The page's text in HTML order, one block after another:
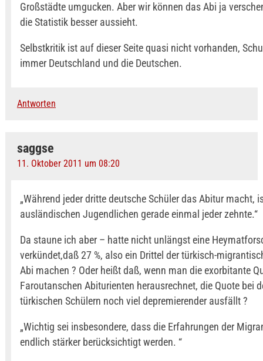
Großstädte umgucken. Aber wir können das Abi ja
die Statistik besser aussieht.
Selbstkritik ist auf dieser Seite quasi nicht vorhanden,
immer Deutschland und die Deutschen.
Antworten
saggse
11. Oktober 2011 um 08:20
„Während jeder dritte deutsche Schüler das Abitur macht,
ausländischen Jugendlichen gerade einmal jeder zehnte.“
Da staune ich aber – hatte nicht unlängst eine
verkündet,daß 27 %, also ein Drittel der türkisch-
Abi machen ? Oder heißt daß, wenn man die exorbitante
Faroutanschen Abiturienten herausrechnet, die Quote bei
türkischen Schülern noch viel depremierender ausfällt ?
„Wichtig sei insbesondere, dass die Erfahrungen der
endlich stärker berücksichtigt werden. “